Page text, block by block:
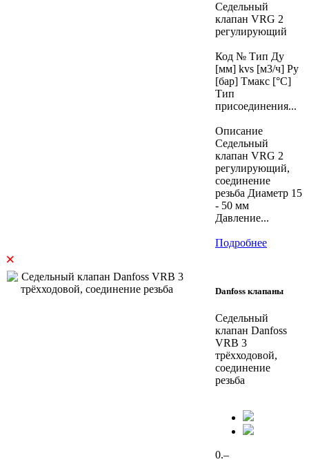
Седельный
клапан VRG 2
регулирующий
Код № Тип Ду
[мм] kvs [м3/ч] Ру
[бар] Тмакс [°C]
Тип
присоединения...
Описание
Седельный
клапан VRG 2
регулирующий,
соединение
резьба Диаметр 15
- 50 мм
Давление...
Подробнее
×
Danfoss клапаны
Седельный
клапан Danfoss
VRB 3
трёхходовой,
соединение
резьба
0.–